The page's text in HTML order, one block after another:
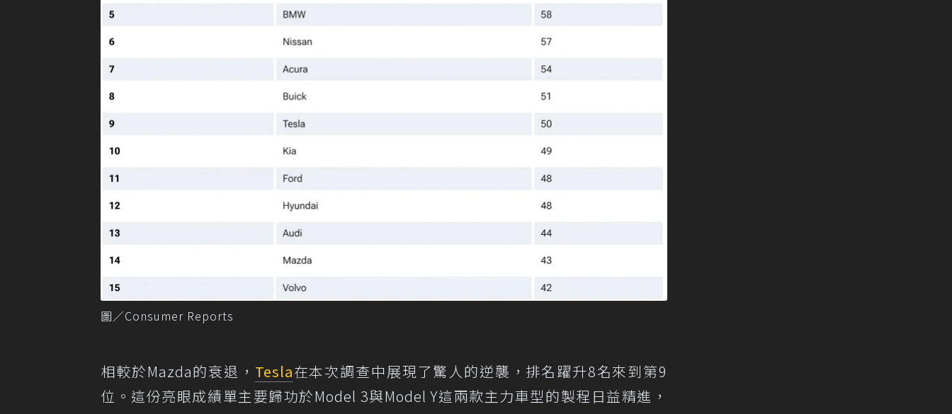
圖／Consumer Reports
相較於Mazda的衰退， Tesla在本次調查中展現了驚人的逆襲，排名躍升8名來到第9
位。這份亮眼成績單主要歸功於Model 3與Model Y這兩款主力車型的製程日益精進，